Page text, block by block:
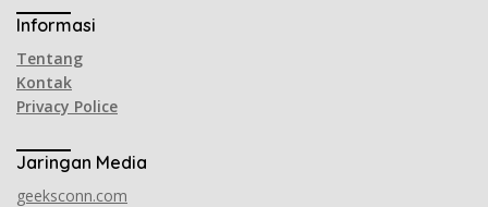
Informasi
Tentang
Kontak
Privacy Police
Jaringan Media
geeksconn.com